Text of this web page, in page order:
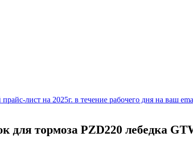
лист на 2025г. в течение рабочего дня на ваш
для тормоза PZD220 лебедка